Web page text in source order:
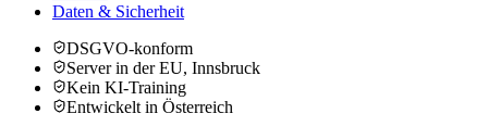
Daten & Sicherheit
DSGVO-konform
Server in der EU, Innsbruck
Kein KI-Training
Entwickelt in Österreich